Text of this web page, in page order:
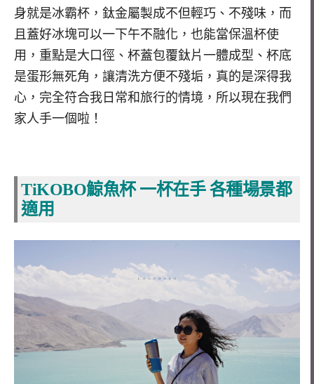
身就是冰霸杯，鈦金屬製成不但輕巧、不殘味，而
且蓋好冰塊可以一下午不融化，也能當保溫杯使
用，重點是大口徑、杯蓋包覆鈦片一體成型、杯底
是蛋形無死角，讓清洗方便不殘垢，真的是深得我
心，完全符合我日常和旅行的情境，所以現在我們
家人手一個啦！
TiKOBO鯨魚杯 一杯在手 各種場景都
適用